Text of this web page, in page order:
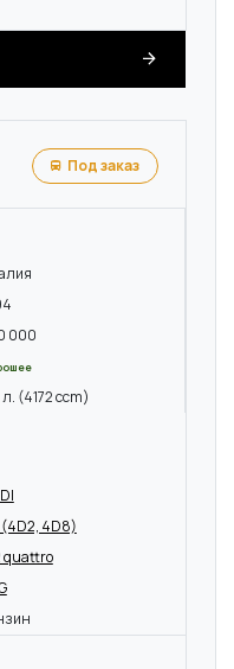
Под заказ
000
(4172 ccm)
4D8)
quattro